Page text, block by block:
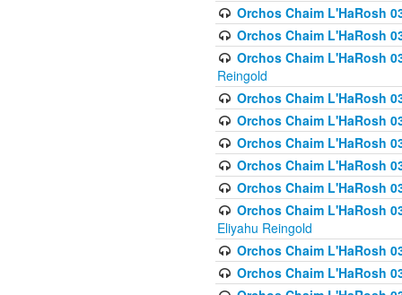
Orchos Chaim L'HaRosh
Orchos Chaim L'HaRosh
Orchos Chaim L'HaRosh
Reingold
Orchos Chaim L'HaRosh
Orchos Chaim L'HaRosh
Orchos Chaim L'HaRosh
Orchos Chaim L'HaRosh
Orchos Chaim L'HaRosh
Orchos Chaim L'HaRosh
Eliyahu Reingold
Orchos Chaim L'HaRosh
Orchos Chaim L'HaRosh